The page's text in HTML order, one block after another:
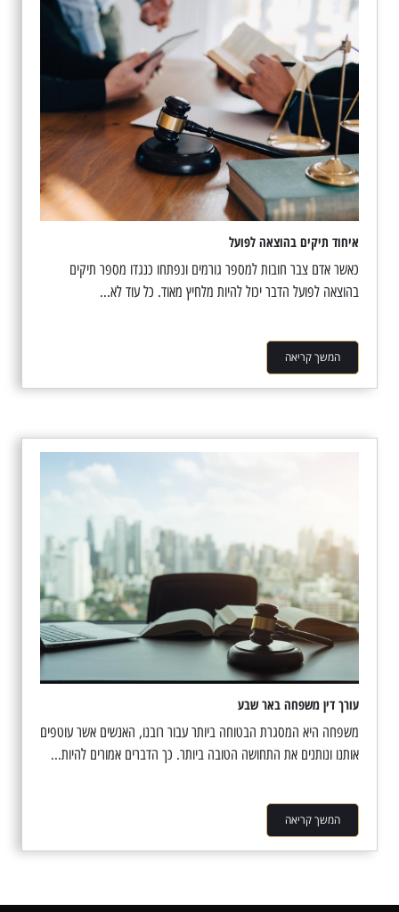
איחוד תיקים בהוצאה לפועל
כאשר אדם צבר חובות למספר גורמים ונפתחו כנגדו מספר תיקים
בהוצאה לפועל הדבר יכול להיות מלחיץ מאוד. כל עוד לא...
המשך קריאה
עורך דין משפחה באר שבע
משפחה היא המסגרת הבטוחה ביותר עבור רובנו, האנשים אשר עוטפים
אותנו ונותנים את התחושה הטובה ביותר. כך הדברים אמורים להיות...
המשך קריאה